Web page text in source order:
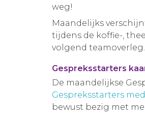
weg!
Maandelijks
tijdens de koffie-,
volgend
Gespreksstarters
De maandelijkse
Gespreksstarters
bewust bezig met